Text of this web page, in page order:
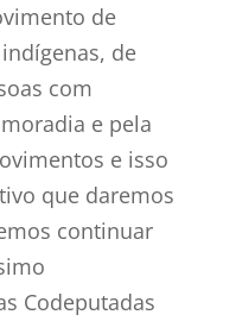
de
de
com
e pela
e isso
que daremos
continuar
Codeputadas